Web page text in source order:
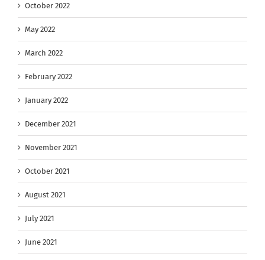
October 2022
May 2022
March 2022
February 2022
January 2022
December 2021
November 2021
October 2021
August 2021
July 2021
June 2021